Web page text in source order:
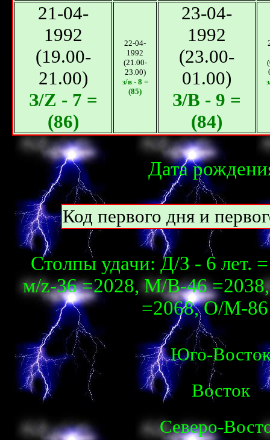
21-04-
1992
(19.00-
21.00)
З/Z - 7 =
(86)
22-04-
1992
(21.00-
23.00)
з/в - 8 =
(85)
23-04-
1992
(23.00-
01.00)
З/В - 9 =
(84)
Дата
Код первого дня и
Столпы удачи: Д/З - 6 лет.
м/z-36 =2028, М/В-46
=2068, О/М-86
Юго-
Восток
Северо-